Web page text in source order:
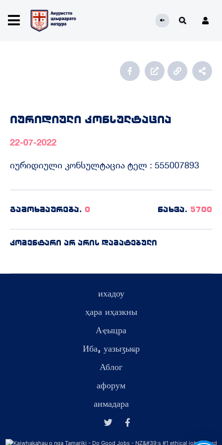
იურიდიული კონსულტაცია
22-07-2022
იურიდიული კონსულტაცია ტელ : 555007893
გამოხმაურება. 0 ნახვა. 5700
კომენტარი არ არის დამატებული
ихадоу
ҳара иҳазкны
Аҿыцра
Иба, уазыӡыҩр
Аблог
афорум
аимадара